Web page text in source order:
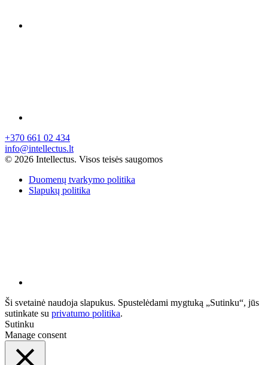
+370 661 02 434
info@intellectus.lt
© 2026 Intellectus. Visos teisės saugomos
Duomenų tvarkymo politika
Slapukų politika
Ši svetainė naudoja slapukus. Spustelėdami mygtuką „Sutinku“, jūs
sutinkate su privatumo politika.
Sutinku
Manage consent